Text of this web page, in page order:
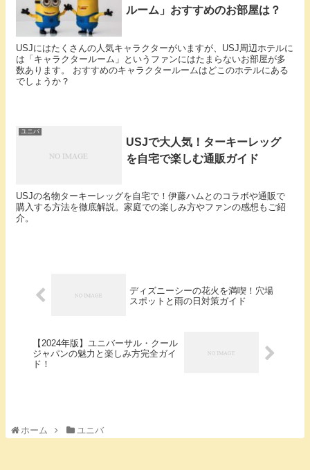
ルーム」おすすめのお部屋は？
USJにはたくさんの人気キャラクターがいますが、USJ周辺ホテルに
は「キャラクタールーム」というファンにはたまらないお部屋が多
数あります。 おすすめのキャラクタールームはどこのホテルにある
でしょうか？
ユニバ
USJで大人気！ターキーレッグ
を自宅で楽しむ通販ガイド
USJの名物ターキーレッグを自宅で！伊藤ハムとのコラボや通販で
購入する方法を徹底解説。家庭での楽しみ方やファンの感想もご紹
介。
ディズニーシーの花火を満喫！穴場
スポットと雨の日対策ガイド
【2024年版】ユニバーサル・クール
ジャパンの魅力と楽しみ方完全ガイ
ド！
ホーム ユニバ